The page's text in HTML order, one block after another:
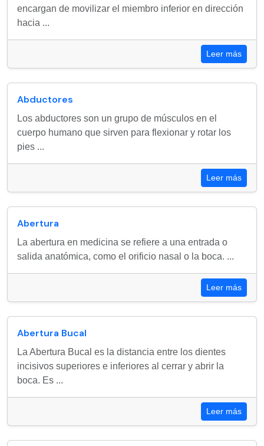
encargan de movilizar el miembro inferior en dirección
hacia ...
Leer más
Abductores
Los abductores son un grupo de músculos en el
cuerpo humano que sirven para flexionar y rotar los
pies ...
Leer más
Abertura
La abertura en medicina se refiere a una entrada o
salida anatómica, como el orificio nasal o la boca. ...
Leer más
Abertura Bucal
La Abertura Bucal es la distancia entre los dientes
incisivos superiores e inferiores al cerrar y abrir la
boca. Es ...
Leer más